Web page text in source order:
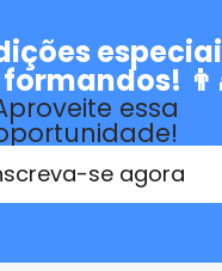
essa
se agora